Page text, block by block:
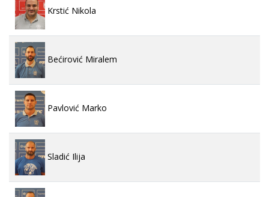
Krstić Nikola
Bećirović Miralem
Pavlović Marko
Sladić Ilija